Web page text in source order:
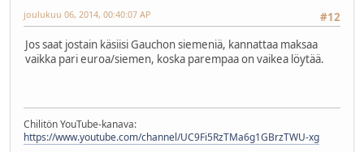
#12
joulukuu 06, 2014, 00:40:07 AP
Jos saat jostain käsiisi Gauchon siemeniä, kannattaa maksaa
vaikka pari euroa/siemen, koska parempaa on vaikea löytää.
Chilitön YouTube-kanava:
https://www.youtube.com/channel/UC9Fi5RzTMa6g1GBrzTWU-xg